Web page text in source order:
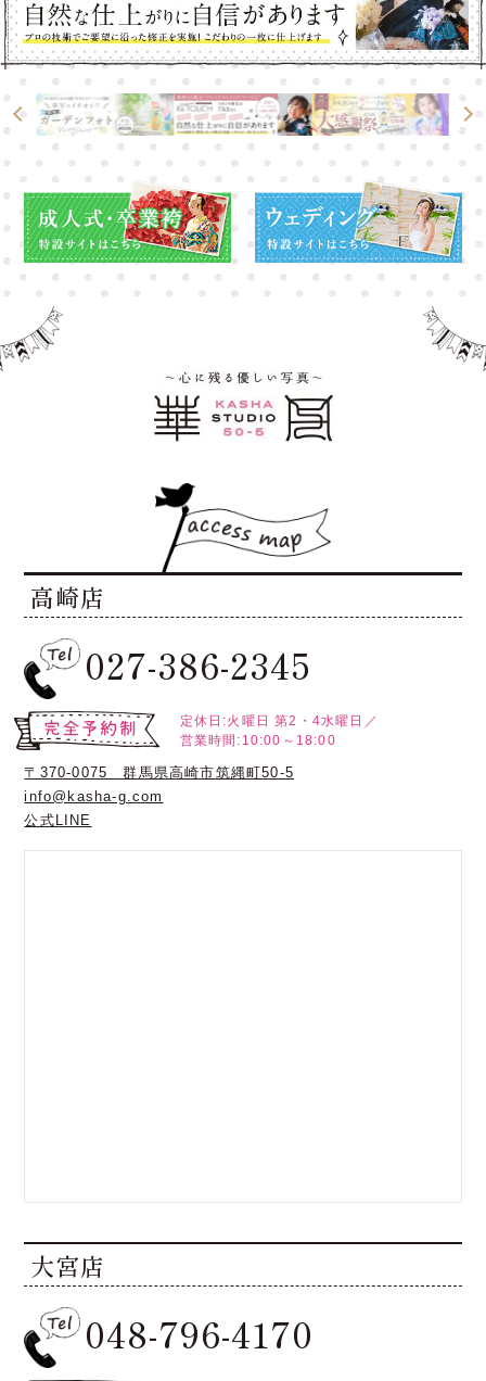
高崎店
027-386-2345
定休日:火曜日 第2・4水曜日／
営業時間:10:00～18:00
〒370-0075 群馬県高崎市筑縄町50-5
info@kasha-g.com
公式LINE
大宮店
048-796-4170
高崎店
大宮店
高崎店
大宮店